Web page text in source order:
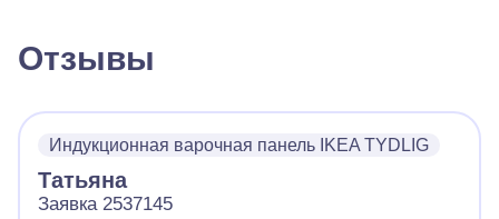
Отзывы
Индукционная варочная панель IKEA TYDLIG
Татьяна
Заявка 2537145